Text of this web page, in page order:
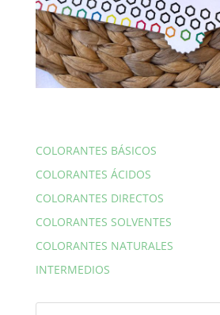
COLORANTES BÁSICOS
COLORANTES ÁCIDOS
COLORANTES DIRECTOS
COLORANTES SOLVENTES
COLORANTES NATURALES
INTERMEDIOS